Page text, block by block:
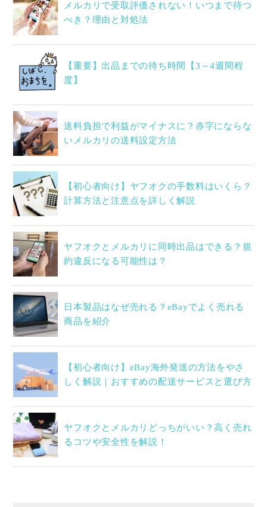
メルカリで受取評価されない！いつまで待つ
べき？理由と対処法
【重要】出品までの待ち時間【3～4週間程
度】
送料負担で利益がマイナスに？赤字にならな
いメルカリの送料設定方法
【初心者向け】ヤフオクの手数料はいくら？
計算方法と注意点を詳しく解説
ヤフオクとメルカリに同時出品はできる？規
約違反になる可能性は？
日本製品はなぜ売れる？eBayでよく売れる
商品を紹介
【初心者向け】eBay海外発送の方法をやさ
しく解説｜おすすめの配送サービスと選び方
ヤフオクとメルカリどっちがいい？高く売れ
るコツや安全性を解説！